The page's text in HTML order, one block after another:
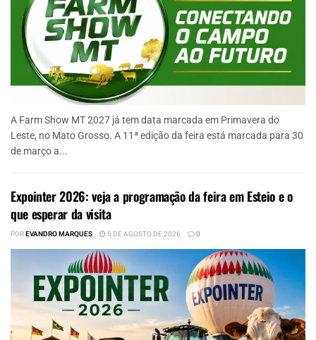
A Farm Show MT 2027 já tem data marcada em Primavera do
Leste, no Mato Grosso. A 11ª edição da feira está marcada para 30
de março a...
Expointer 2026: veja a programação da feira em Esteio e o
que esperar da visita
POREVANDRO MARQUES 5 DE AGOSTO DE 2026 0